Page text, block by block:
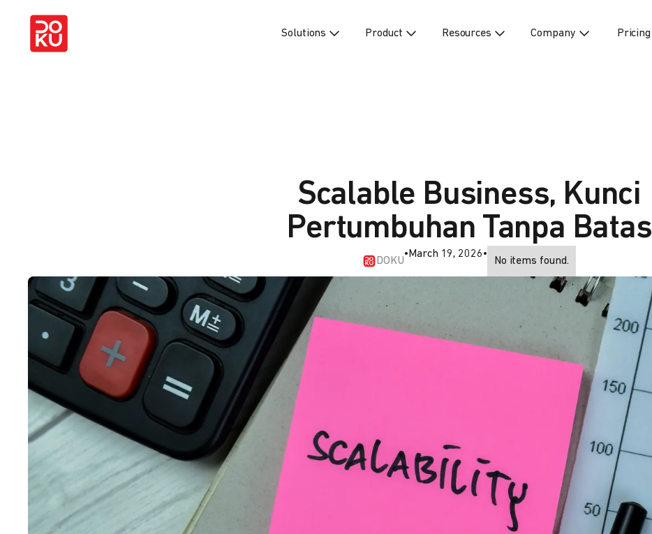
Solutions Product Resources Company Pricing
Scalable Business, Kunci
Pertumbuhan Tanpa Batas
DOKU
• March 19, 2026•
No items found.